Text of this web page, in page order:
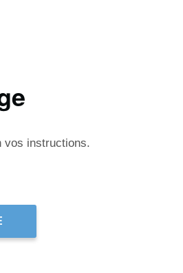
vos instructions.